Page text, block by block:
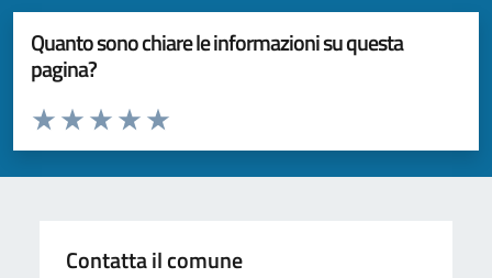
Quanto sono chiare le informazioni su questa
pagina?
Valuta da 1 a 5 stelle la pagina
Valuta 5 stelle su 5
Valuta 4 stelle su 5
Valuta 3 stelle su 5
Valuta 2 stelle su 5
Valuta 1 stelle su 5
Contatta il comune